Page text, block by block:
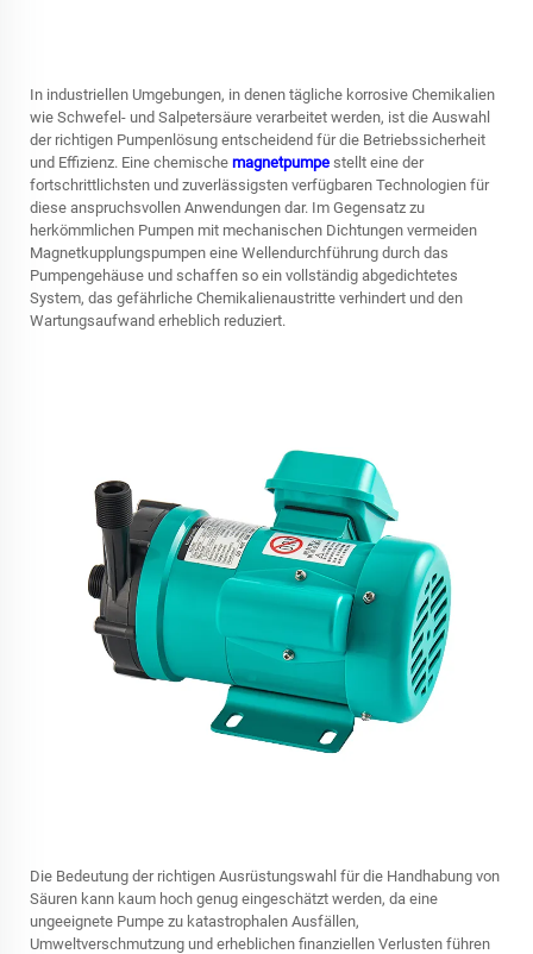
In industriellen Umgebungen, in denen tägliche korrosive Chemikalien
wie Schwefel- und Salpetersäure verarbeitet werden, ist die Auswahl
der richtigen Pumpenlösung entscheidend für die Betriebssicherheit
und Effizienz. Eine chemische magnetpumpe stellt eine der
fortschrittlichsten und zuverlässigsten verfügbaren Technologien für
diese anspruchsvollen Anwendungen dar. Im Gegensatz zu
herkömmlichen Pumpen mit mechanischen Dichtungen vermeiden
Magnetkupplungspumpen eine Wellendurchführung durch das
Pumpengehäuse und schaffen so ein vollständig abgedichtetes
System, das gefährliche Chemikalienaustritte verhindert und den
Wartungsaufwand erheblich reduziert.
Die Bedeutung der richtigen Ausrüstungswahl für die Handhabung von
Säuren kann kaum hoch genug eingeschätzt werden, da eine
ungeeignete Pumpe zu katastrophalen Ausfällen,
Umweltverschmutzung und erheblichen finanziellen Verlusten führen